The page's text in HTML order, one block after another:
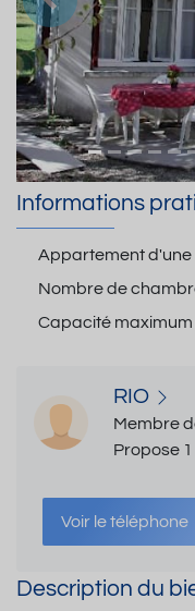
Précedent
Informations
Appartement
Nombre de
Capacité maximum
RIO
Membre
Propose
Voir le téléphone
Description du